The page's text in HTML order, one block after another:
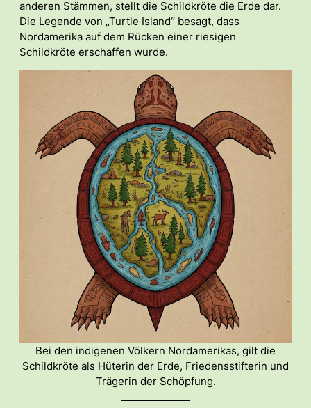
anderen Stämmen, stellt die Schildkröte die Erde dar.
Die Legende von „Turtle Island“ besagt, dass
Nordamerika auf dem Rücken einer riesigen
Schildkröte erschaffen wurde.
Bei den indigenen Völkern Nordamerikas, gilt die
Schildkröte als Hüterin der Erde, Friedensstifterin und
Trägerin der Schöpfung.